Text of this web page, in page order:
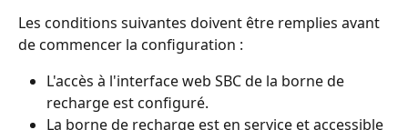
Les conditions suivantes doivent être remplies avant
de commencer la configuration :
L'accès à l'interface web SBC de la borne de
recharge est configuré.
La borne de recharge est en service et accessible